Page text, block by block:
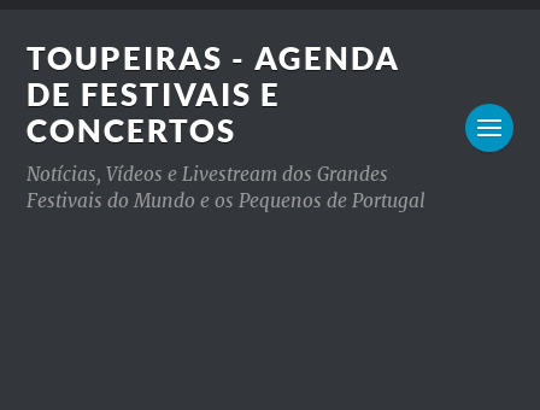
TOUPEIRAS - AGENDA
DE FESTIVAIS E
CONCERTOS
Notícias, Vídeos e Livestream dos Grandes
Festivais do Mundo e os Pequenos de Portugal